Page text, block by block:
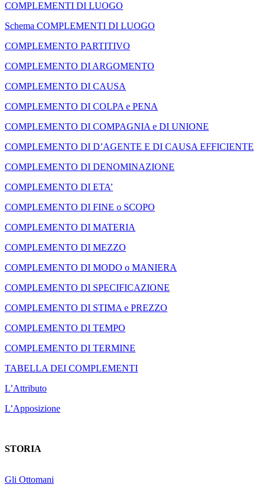
COMPLEMENTI DI LUOGO
Schema COMPLEMENTI DI LUOGO
COMPLEMENTO PARTITIVO
COMPLEMENTO DI ARGOMENTO
COMPLEMENTO DI CAUSA
COMPLEMENTO DI COLPA e PENA
COMPLEMENTO DI COMPAGNIA e DI UNIONE
COMPLEMENTO DI D’AGENTE E DI CAUSA EFFICIENTE
COMPLEMENTO DI DENOMINAZIONE
COMPLEMENTO DI ETA’
COMPLEMENTO DI FINE o SCOPO
COMPLEMENTO DI MATERIA
COMPLEMENTO DI MEZZO
COMPLEMENTO DI MODO o MANIERA
COMPLEMENTO DI SPECIFICAZIONE
COMPLEMENTO DI STIMA e PREZZO
COMPLEMENTO DI TEMPO
COMPLEMENTO DI TERMINE
TABELLA DEI COMPLEMENTI
L’Attributo
L’Apposizione
STORIA
Gli Ottomani